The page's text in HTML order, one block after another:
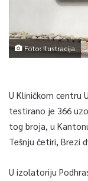
Foto: Ilustracija
U Kliničkom centru
testirano je 366
tog broja, u
Tešnju četiri, Brezi
U izolatoriju